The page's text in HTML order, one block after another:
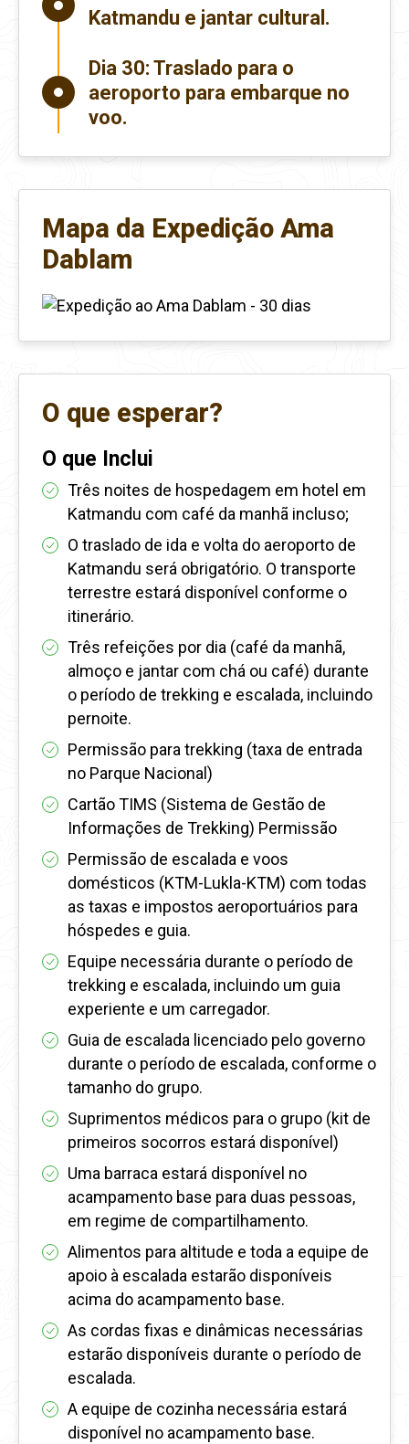
Katmandu e jantar cultural.
Dia 30: Traslado para o
aeroporto para embarque no
voo.
Mapa da Expedição Ama
Dablam
O que esperar?
O que Inclui
Três noites de hospedagem em hotel em
Katmandu com café da manhã incluso;
O traslado de ida e volta do aeroporto de
Katmandu será obrigatório. O transporte
terrestre estará disponível conforme o
itinerário.
Três refeições por dia (café da manhã,
almoço e jantar com chá ou café) durante
o período de trekking e escalada, incluindo
pernoite.
Permissão para trekking (taxa de entrada
no Parque Nacional)
Cartão TIMS (Sistema de Gestão de
Informações de Trekking) Permissão
Permissão de escalada e voos
domésticos (KTM-Lukla-KTM) com todas
as taxas e impostos aeroportuários para
hóspedes e guia.
Equipe necessária durante o período de
trekking e escalada, incluindo um guia
experiente e um carregador.
Guia de escalada licenciado pelo governo
durante o período de escalada, conforme o
tamanho do grupo.
Suprimentos médicos para o grupo (kit de
primeiros socorros estará disponível)
Uma barraca estará disponível no
acampamento base para duas pessoas,
em regime de compartilhamento.
Alimentos para altitude e toda a equipe de
apoio à escalada estarão disponíveis
acima do acampamento base.
As cordas fixas e dinâmicas necessárias
estarão disponíveis durante o período de
escalada.
A equipe de cozinha necessária estará
disponível no acampamento base.